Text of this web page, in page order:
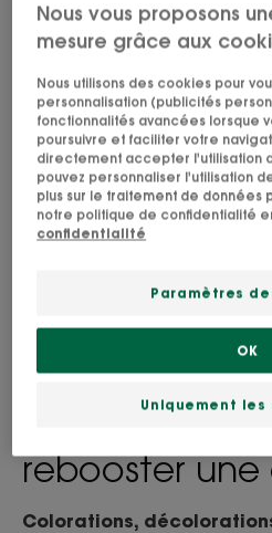
lors qu’il y a routine
cheveux, sans trop de
agressent les cheveux, il y
lorsque les cheveux sont
cuticules décollées ou
plus de refléter les rayons
lueur d’une bougie. Chez
sont formulés pour apporter
permettant au sébum de
pilaire pour donner ce
rebooster une
Colorations,
Nous vous proposons
mesure grâce aux
Nous utilisons des cookies pour
personnalisation (publicités
fonctionnalités avancées lorsque
poursuivre et faciliter votre
directement accepter l'utilisation
pouvez personnaliser l'utilisation
plus sur le traitement de données
notre politique de confidentialité
confidentialité
Paramètres
Uniquement les
OK